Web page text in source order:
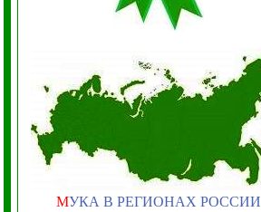
МУКА В РЕГИОНАХ РОССИИ